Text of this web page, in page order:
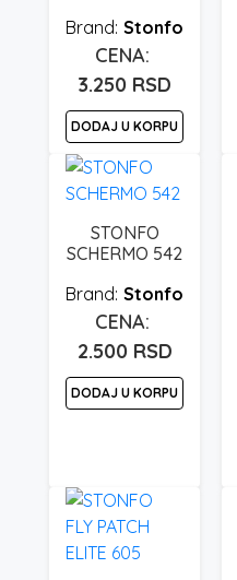
Stonfo
3.250 RSD
DODAJ U KORPU
STONFO
SCHERMO 542
Stonfo
2.500 RSD
DODAJ U KORPU